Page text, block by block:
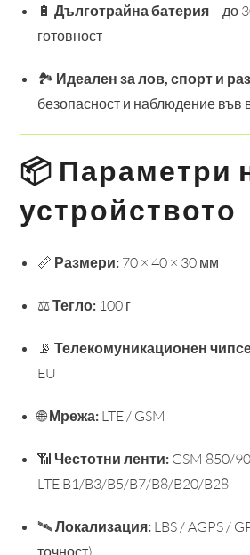
🔋Дълготрайна батерия – до
готовност
🏞️ Идеален за лов, спорт и
безопасност и наблюдение във
📦 Параметри
устройството
📏 Размери: 70 × 40 × 30 мм
⚖️Тегло: 100 г
📡Телекомуникационен
EU
🌐Мрежа: LTE / GSM
📶Честотни ленти: GSM 850/
LTE B1/B3/B5/B7/B8/B20/B28
🛰️Локализация: LBS / AGPS /
точност)